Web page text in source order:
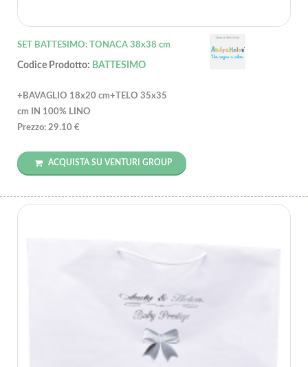
SET BATTESIMO: TONACA 38x38 cm
Codice Prodotto: BATTESIMO
+BAVAGLIO 18x20 cm+TELO 35x35
cm IN 100% LINO
Prezzo: 29.10 €
ACQUISTA SU VENTURI GROUP